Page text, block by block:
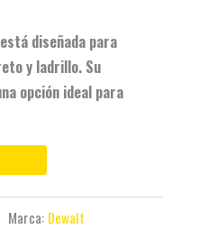
diseñada para
y ladrillo. Su
opción ideal para
Marca: Dewalt